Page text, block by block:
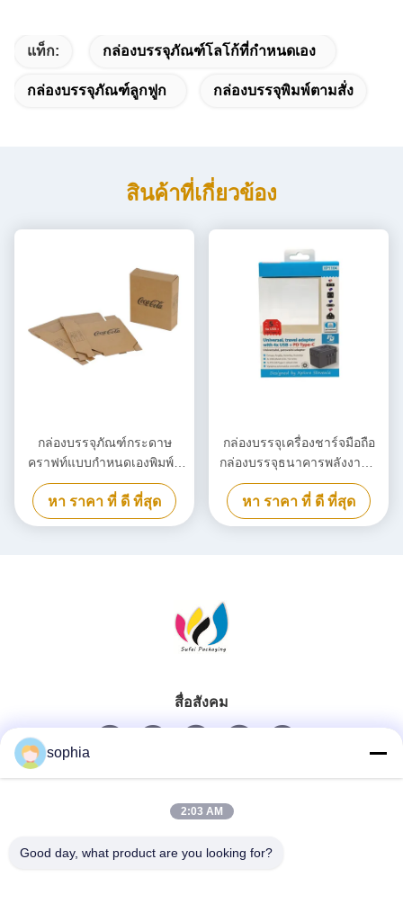
แท็ก: กล่องบรรจุภัณฑ์โลโก้ที่กำหนดเอง
กล่องบรรจุภัณฑ์ลูกฟูก กล่องบรรจุพิมพ์ตามสั่ง
สินค้าที่เกี่ยวข้อง
กล่องบรรจุภัณฑ์กระดาษ
คราฟท์แบบกำหนดเองพิมพ์สี
ดำ, กล่องกระดาษแข็งเป็นมิตร
กับสิ่งแวดล้อม
หา ราคา ที่ ดี ที่สุด
กล่องบรรจุเครื่องชาร์จมือถือ
กล่องบรรจุธนาคารพลังงานที่
สามารถทําลายได้
หา ราคา ที่ ดี ที่สุด
สื่อสังคม
ติดต่อเร็ว
sophia
2:03 AM
Good day, what product are you looking for?